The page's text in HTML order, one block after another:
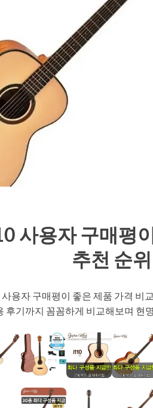
사용자 구매평
추천 순위
용자 구매평이 좋은 제품 가격 비
후기까지 꼼꼼하게 비교해보며 현